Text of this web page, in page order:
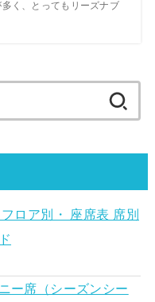
く、とってもリーズナブ
ロア別・ 座席表 席別
ー席（シーズンシー